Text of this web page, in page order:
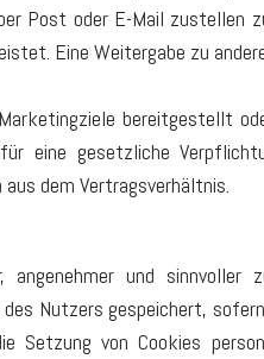
Post oder E-Mail zustellen
Eine Weitergabe zu
bereitgestellt
eine gesetzliche
dem Vertragsverhältnis.
und sinnvoller
Nutzers gespeichert,
Setzung von Cookies